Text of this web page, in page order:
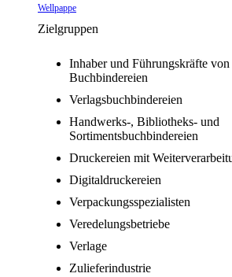
Wellpappe
Zielgruppen
Inhaber und Führungskräfte
Buchbindereien
Verlagsbuchbindereien
Handwerks-, Bibliotheks- und
Sortimentsbuchbindereien
Druckereien mit
Digitaldruckereien
Verpackungsspezialisten
Veredelungsbetriebe
Verlage
Zulieferindustrie